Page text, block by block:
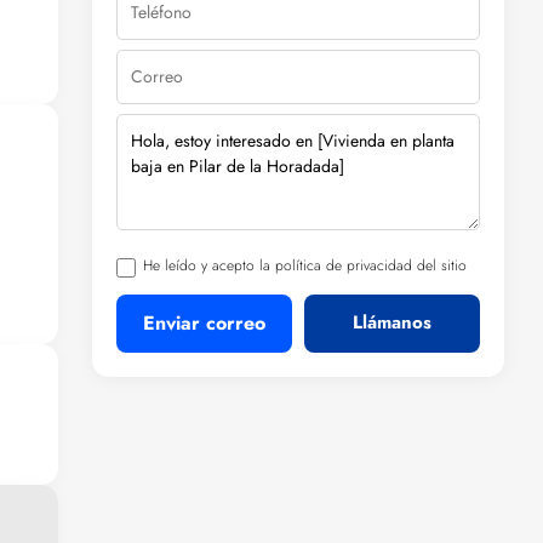
He leído y acepto la política de privacidad del sitio
Enviar correo Llámanos